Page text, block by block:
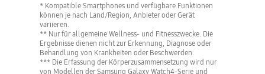
* Kompatible Smartphones und verfügbare Funktionen
können je nach Land/Region, Anbieter oder Gerät
variieren.
** Nur für allgemeine Wellness- und Fitnesszwecke. Die
Ergebnisse dienen nicht zur Erkennung, Diagnose oder
Behandlung von Krankheiten oder Beschwerden.
*** Die Erfassung der Körperzusammensetzung wird nur
von Modellen der Samsung Galaxy Watch4-Serie und